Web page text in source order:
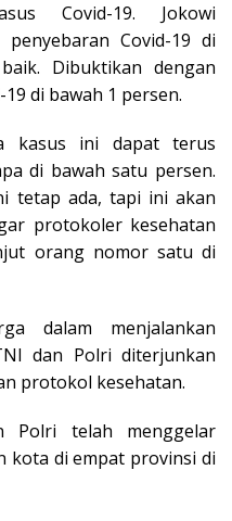
Covid-19. Jokowi
penyebaran Covid-19 di
Dibuktikan dengan
di bawah 1 persen.
kasus ini dapat terus
di bawah satu persen.
tetap ada, tapi ini akan
protokoler kesehatan
orang nomor satu di
dalam menjalankan
dan Polri diterjunkan
protokol kesehatan.
Polri telah menggelar
kota di empat provinsi di